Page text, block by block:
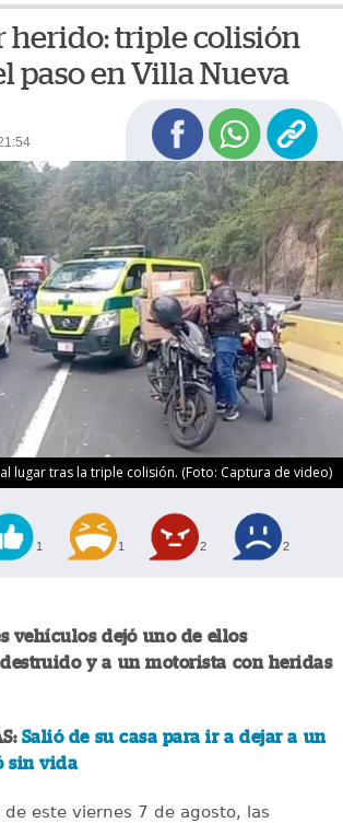
herido: triple colisión
paso en Villa Nueva
lugar tras la triple colisión. (Foto: Captura de video)
1 1 2 2
vehículos dejó uno de ellos
y a un motorista con heridas
Salió de su casa para ir a dejar a un
sin vida
este viernes 7 de agosto, las